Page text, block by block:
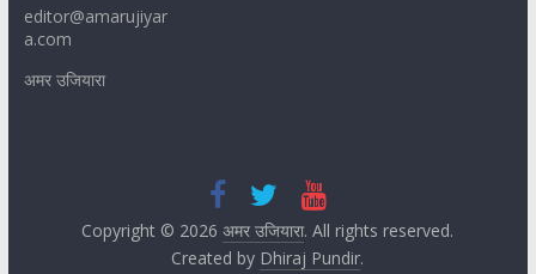
editor@amarujiyar
a.com
अमर उजियारा
Copyright © 2026अमर उजियारा. All rights reserved.
Created by Dhiraj Pundir.